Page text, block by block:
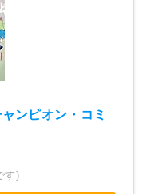
ンピオン・コミ
す)